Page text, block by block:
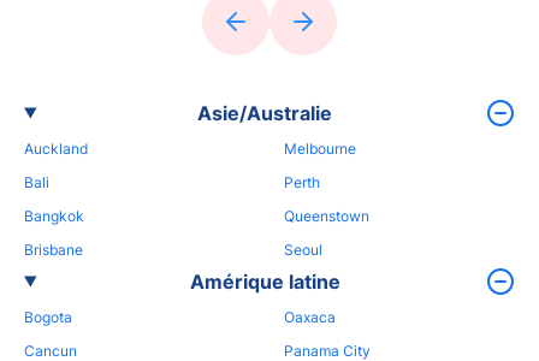
Asie/Australie
Auckland
Bali
Bangkok
Brisbane
Melbourne
Perth
Queenstown
Seoul
Amérique latine
Bogota
Cancun
Oaxaca
Panama City